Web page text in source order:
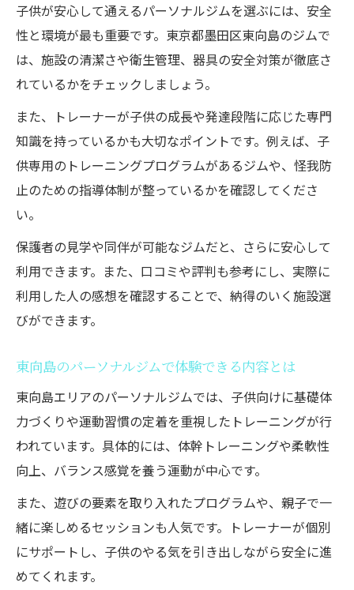
年齢別に指導してくれる！子供のトレーニング
適齢期とは
パーソナルジムでの年齢別トレーニング内
容
子供の成長段階に合わせたパーソナルジム
指導法
パーソナルジムで無理なく始める適齢期の
ポイント
パーソナルジム指導で気を付けたい成長サ
ポート
パーソナルジム利用を検討する保護者の不安と
は？
パーソナルジム利用で多い保護者の疑問と
子供の安全面が気になるパーソナルジムの
パーソナルジム利用時の年齢制限について
口コミからわかるパーソナルジムの安心ポ
イント
パーソナルジムの見学や体験で確認すべき
子供が安心して通えるパーソナルジムを選ぶには、安全
性と環境が最も重要です。東京都墨田区東向島のジムで
は、施設の清潔さや衛生管理、器具の安全対策が徹底さ
れているかをチェックしましょう。
また、トレーナーが子供の成長や発達段階に応じた専門
知識を持っているかも大切なポイントです。例えば、子
供専用のトレーニングプログラムがあるジムや、怪我防
止のための指導体制が整っているかを確認してくださ
い。
保護者の見学や同伴が可能なジムだと、さらに安心して
利用できます。また、口コミや評判も参考にし、実際に
利用した人の感想を確認することで、納得のいく施設選
びができます。
東向島のパーソナルジムで体験できる内容とは
東向島エリアのパーソナルジムでは、子供向けに基礎体
力づくりや運動習慣の定着を重視したトレーニングが行
われています。具体的には、体幹トレーニングや柔軟性
向上、バランス感覚を養う運動が中心です。
また、遊びの要素を取り入れたプログラムや、親子で一
緒に楽しめるセッションも人気です。トレーナーが個別
にサポートし、子供のやる気を引き出しながら安全に進
めてくれます。